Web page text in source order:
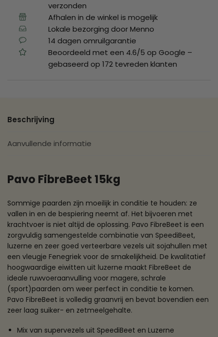
verzonden
Afhalen in de winkel is mogelijk
Lokale bezorging door Menno
14 dagen omruilgarantie
Beoordeeld met een 4.6/5 op Google –
gebaseerd op 172 tevreden klanten
Beschrijving
Aanvullende informatie
Pavo FibreBeet 15kg
Sommige paarden zijn moeilijk in conditie te houden: ze
vallen in en de bespiering neemt af. Het bijvoeren met
krachtvoer is niet altijd de oplossing. Pavo FibreBeet is een
zorgvuldig samengestelde combinatie van SpeediBeet,
luzerne en zeer goed verteerbare vezels uit sojahullen met
een vleugje Fenegriek voor de smakelijkheid. De kwalitatief
hoogwaardige eiwitten uit luzerne maakt FibreBeet de
ideale ruwvoeraanvulling voor magere, schrale
(sport)paarden om weer perfect in conditie te komen.
Pavo FibreBeet is volledig graanvrij en bevat bovendien een
zeer laag suiker- en zetmeelgehalte.
Mix van supervezels uit SpeediBeet en Luzerne